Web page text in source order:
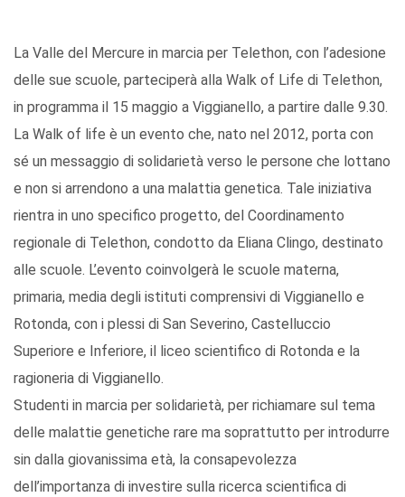
La Valle del Mercure in marcia per Telethon, con l’adesione
delle sue scuole, parteciperà alla Walk of Life di Telethon,
in programma il 15 maggio a Viggianello, a partire dalle 9.30.
La Walk of life è un evento che, nato nel 2012, porta con
sé un messaggio di solidarietà verso le persone che lottano
e non si arrendono a una malattia genetica. Tale iniziativa
rientra in uno specifico progetto, del Coordinamento
regionale di Telethon, condotto da Eliana Clingo, destinato
alle scuole. L’evento coinvolgerà le scuole materna,
primaria, media degli istituti comprensivi di Viggianello e
Rotonda, con i plessi di San Severino, Castelluccio
Superiore e Inferiore, il liceo scientifico di Rotonda e la
ragioneria di Viggianello.
Studenti in marcia per solidarietà, per richiamare sul tema
delle malattie genetiche rare ma soprattutto per introdurre
sin dalla giovanissima età, la consapevolezza
dell’importanza di investire sulla ricerca scientifica di